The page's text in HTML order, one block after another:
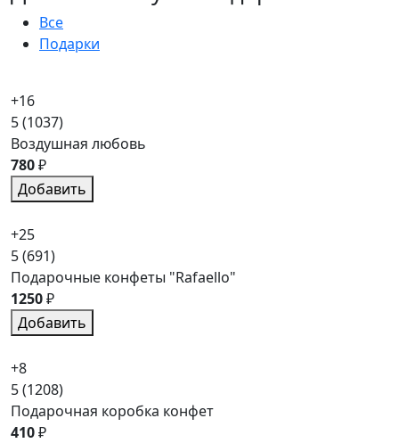
Все
Подарки
+16
5(1037)
Воздушная любовь
780₽
Добавить
+25
5(691)
Подарочные конфеты "Rafaello"
1250₽
Добавить
+8
5(1208)
Подарочная коробка конфет
410₽